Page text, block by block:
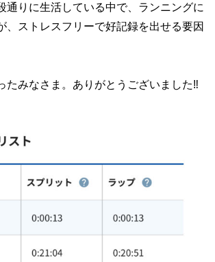
通りに生活している中で、ランニングに
、ストレスフリーで好記録を出せる要因
たみなさま。ありがとうございました‼️